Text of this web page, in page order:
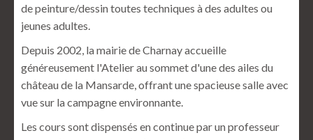
de peinture/dessin toutes techniques à des adultes ou
jeunes adultes.
Depuis 2002, la mairie de Charnay accueille
généreusement l'Atelier au sommet d'une des ailes du
château de la Mansarde, offrant une spacieuse salle avec
vue sur la campagne environnante.
Les cours sont dispensés en continue par un professeur